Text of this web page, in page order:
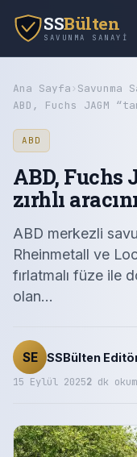
SSBülten
SAVUNMA SANAYI
Ana Sayfa› Savunma
ABD, Fuchs JAGM
ABD
ABD, Fuchs
zırhlı
ABD merkezli
Rheinmetall ve
fırlatmalı füze ile
olan…
SE SSBülten
15 Eylül 20252 dk